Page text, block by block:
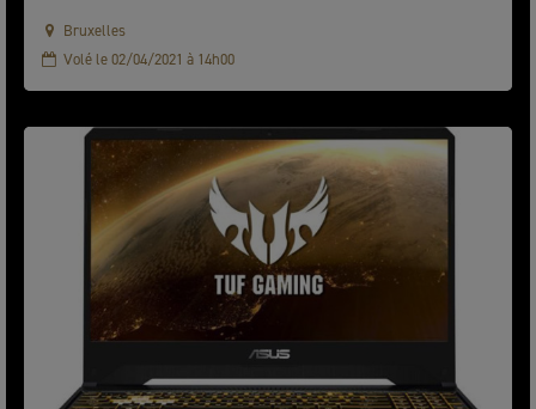
Bruxelles
Volé le 02/04/2021 à 14h00